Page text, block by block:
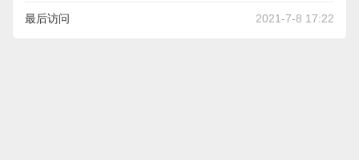
最后访问 2021-7-8 17:22